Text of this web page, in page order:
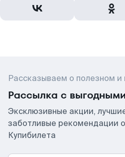
Рассказываем о полезном и
Рассылка с
Эксклюзивные акции,
заботливые рекомендации
Купибилета